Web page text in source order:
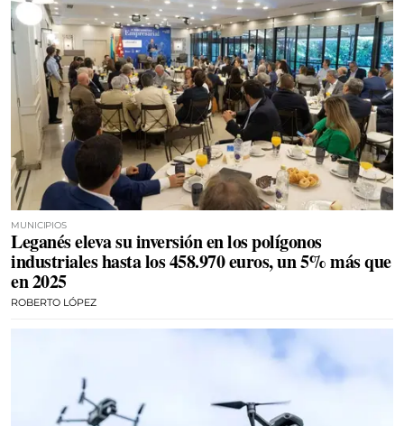
MUNICIPIOS
Leganés eleva su inversión en los polígonos
industriales hasta los 458.970 euros, un 5% más que
en 2025
ROBERTO LÓPEZ